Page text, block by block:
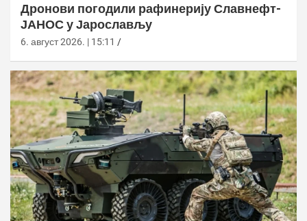
Дронови погодили рафинерију Славнефт-
ЈАНОС у Јарослављу
6. август 2026. | 15:11